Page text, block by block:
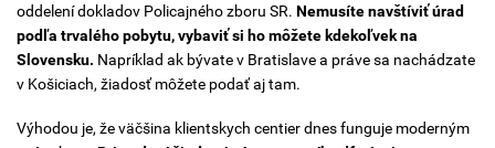
oddelení dokladov Policajného zboru SR. Nemusíte navštíviť úrad
podľa trvalého pobytu, vybaviť si ho môžete kdekoľvek na
Slovensku. Napríklad ak bývate v Bratislave a práve sa nachádzate
v Košiciach, žiadosť môžete podať aj tam.
Výhodou je, že väčšina klientskych centier dnes funguje moderným